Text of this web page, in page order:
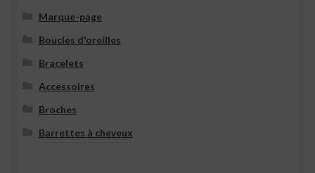
Marque-page
Boucles d'oreilles
Bracelets
Accessoires
Broches
Barrettes à cheveux